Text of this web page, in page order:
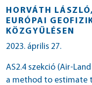
HORVÁTH
EURÓPAI
KÖZGYŰLÉSEN
2023. április 27.
AS2.4 szekció (Air-
a method to estimate